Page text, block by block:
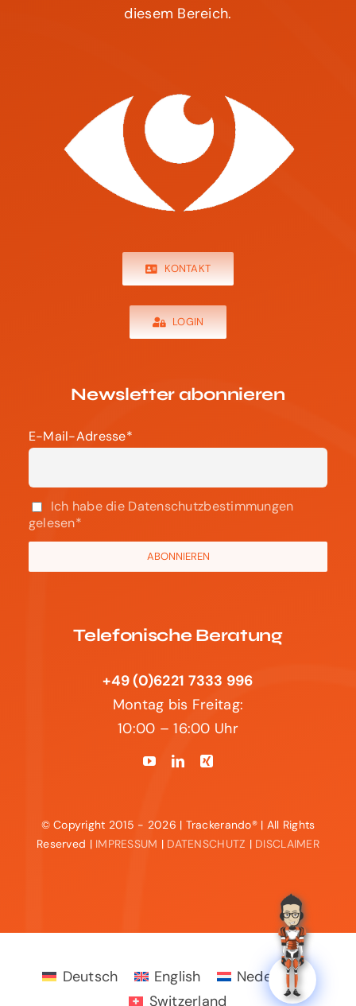
diesem Bereich.
KONTAKT
LOGIN
Newsletter abonnieren
E-Mail-Adresse*
Ich habe die Datenschutzbestimmungen
gelesen*
Telefonische Beratung
+49 (0)6221 7333 996
Montag bis Freitag:
10:00 – 16:00 Uhr
© Copyright 2015 - 2026 | Trackerando® | All Rights
Reserved | IMPRESSUM | DATENSCHUTZ | DISCLAIMER
Deutsch English
Nederlands
Switzerland